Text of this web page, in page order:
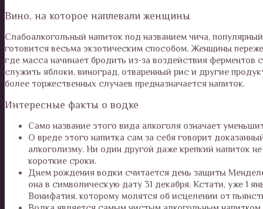
Вино, на которое наплевали женщины
Слабоалкогольный напиток под названием чича,
готовится весьма экзотическим способом. Женщины
где масса начинает бродить из-за воздействия
служить яблоки, виноград, отваренный рис и другие
более торжественных случаев предназначается напиток.
Интересные факты о водке
Само название этого вида алкоголя означает
О вреде этого напитка сам за себя говорит
алкоголизму. Ни один другой даже крепкий напиток
короткие сроки.
Днем рождения водки считается день защиты
она в символическую дату 31 декабря. Кстати, уже 1
Вонифатия, которому молятся об исцелении от